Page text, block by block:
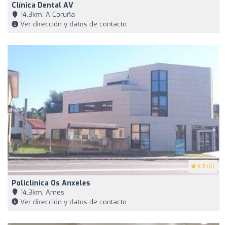
Clínica Dental AV
14,3km, A Coruña
Ver dirección y datos de contacto
4.3 (6)
Policlínica Os Anxeles
14,3km, Ames
Ver dirección y datos de contacto